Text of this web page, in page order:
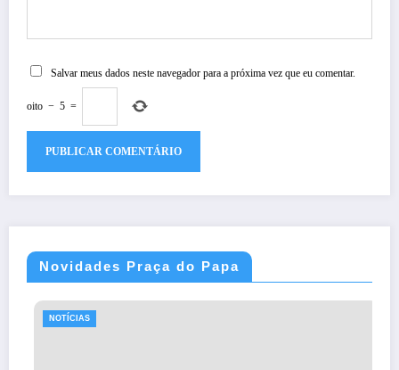
Salvar meus dados neste navegador para a próxima vez que eu comentar.
oito − 5 =
Novidades Praça do Papa